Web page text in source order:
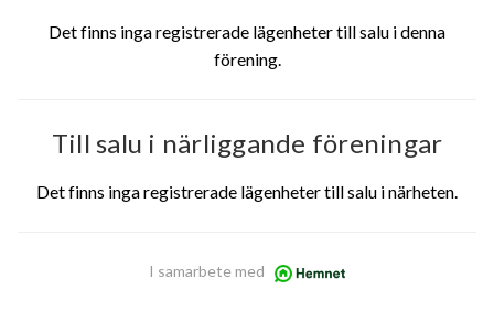
Det finns inga registrerade lägenheter till salu i denna
förening.
Till salu i närliggande föreningar
Det finns inga registrerade lägenheter till salu i närheten.
I samarbete med